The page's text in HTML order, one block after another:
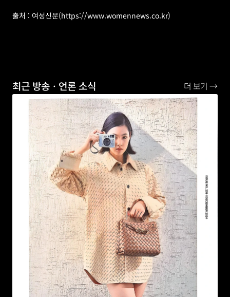
출처 : 여성신문(https://www.womennews.co.kr)
최근 방송ㆍ언론 소식 더 보기 →